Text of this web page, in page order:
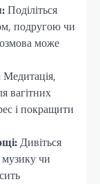
Поділіться
подругою чи
може
Медитація,
вагітних
і покращити
Дивіться
чи